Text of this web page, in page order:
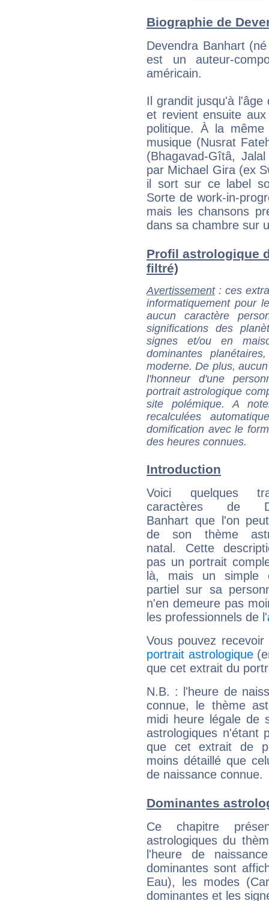
Biographie de
Devendra Banhart
est un auteur-
américain.
Il grandit jusqu'à l'âge
et revient ensuite
politique. À la
musique (Nusrat
(Bhagavad-Gîtâ,
par Michael Gira (ex
il sort sur ce label
Sorte de work-in-
mais les chansons
dans sa chambre sur
Profil astrologique
filtré)
Avertissement: ces
informatiquement pour
aucun caractère
significations des
signes et/ou en
dominantes
moderne. De plus,
l'honneur d'une
portrait astrologique
site polémique. A
recalculées
domification avec le
des heures connues.
Introduction
Voici quelques
caractères de
Banhart que l'on
de son thème
natal. Cette
pas un portrait
là, mais un simple
partiel sur sa
n'en demeure pas
les professionnels de l'
Vous pouvez
portrait astrologique
que cet extrait du
N.B. : l'heure de
connue, le thème
midi heure légale de
astrologiques n'étant
que cet extrait de
moins détaillé que
de naissance connue.
Dominantes
Ce chapitre
astrologiques du
l'heure de
dominantes sont
Eau), les modes
dominantes et les